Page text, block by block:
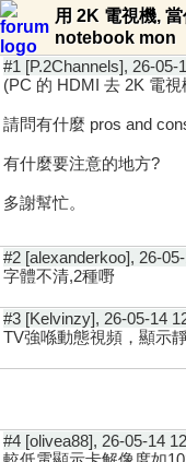
用 2K 電視機,
notebook mon
#1 [P.2Channels], 26-05-
(PC 的 HDMI 去 2K 電視
請問有什麼 pros and
有什麼要注意的地方?
多謝幫忙。
#2 [alexanderkoo], 26-
字體不清,2種嘢
#3 [Kelvinzy], 26-05-14
TV強喺動態視頻，顯示
#4 [olivea88], 26-05-14